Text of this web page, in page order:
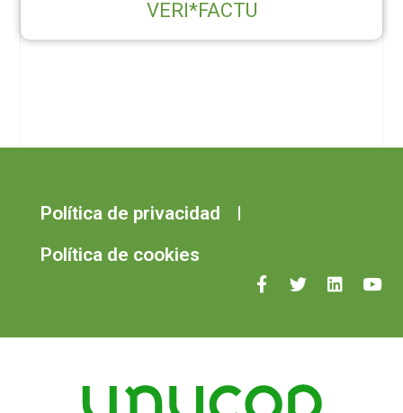
VERI*FACTU
Política de privacidad
Política de cookies